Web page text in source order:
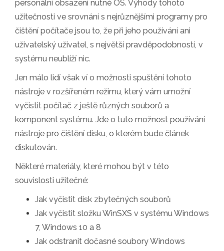
personální obsazení nutné OS. Výhody tohoto
užitečnosti ve srovnání s nejrůznějšími programy pro
čištění počítače jsou to, že při jeho používání ani
uživatelský uživatel, s největší pravděpodobností, v
systému neublíží nic.
Jen málo lidí však ví o možnosti spuštění tohoto
nástroje v rozšířeném režimu, který vám umožní
vyčistit počítač z ještě různých souborů a
komponent systému. Jde o tuto možnost používání
nástroje pro čištění disku, o kterém bude článek
diskutován.
Některé materiály, které mohou být v této
souvislosti užitečné:
Jak vyčistit disk zbytečných souborů
Jak vyčistit složku WinSXS v systému Windows
7, Windows 10 a 8
Jak odstranit dočasné soubory Windows